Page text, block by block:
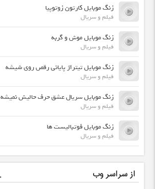
زنگ موبایل کارتون زوتوپیا
فیلم و سریال
زنگ موبایل موش و گربه
فیلم و سریال
زنگ موبایل تیتراژ پایانی رقص روی شیشه
فیلم و سریال
زنگ موبایل سریال عشق حرف حالیش نمیشه
فیلم و سریال
زنگ موبایل فوتبالیست ها
فیلم و سریال
از سراسر وب